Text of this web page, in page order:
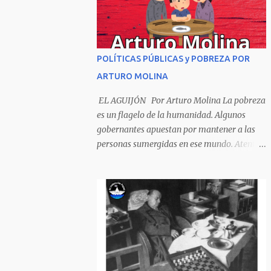
Sombrero encintado y chupa de boda. -
¡Muchacho, no salgas!- le grita mamá pero
él hace un gesto y orondo se va. Halló en el
camino, a un ratón vecino Y le dijo: -¡amigo!-
venga usted conmigo, Visitemos juntos a
doña ratona Y habrá francachela y habrá
comilona. A poco llegaron, y avanza ratón,
Estírase el cuello, coge el aldabón, Da dos o
tres golpes, preguntan: ¿quién es? -Yo doña
ratona, beso a usted los pies ¿Está usted en
algodón, pero eso no importa; bienvenidos
son. Se hicieron la venia, se dieron la mano, Y
dice Rat...
POLÍTICAS PÚBLICAS y POBREZA POR
ARTURO MOLINA
EL AGUIJÓN Por Arturo Molina La pobreza
es un flagelo de la humanidad. Algunos
gobernantes apuestan por mantener a las
personas sumergidas en ese mundo. Atentan
elude la política pública que cimiente las
bases para minimizar el impacto negativo
en el desarrollo de los países. Desarrollados,
sub desarrollados, atrasados y como se les
quiera llamar, son parte de un escenario
donde se conjuga el poder y el control en